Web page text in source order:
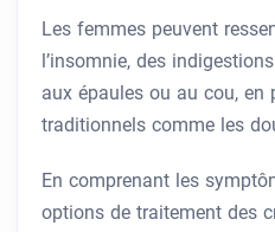
Les femmes peuvent
l’insomnie, des
aux épaules ou au cou, en
traditionnels comme les
En comprenant les
options de traitement des